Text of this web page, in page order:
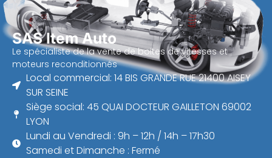
SAS Item Auto
Le spécialiste de la vente de boites de vitesses et
moteurs reconditionnés
Local commercial: 14 BIS GRANDE RUE 21400 AISEY
SUR SEINE
Siège social: 45 QUAI DOCTEUR GAILLETON 69002
LYON
Lundi au Vendredi : 9h – 12h / 14h – 17h30
Samedi et Dimanche : Fermé